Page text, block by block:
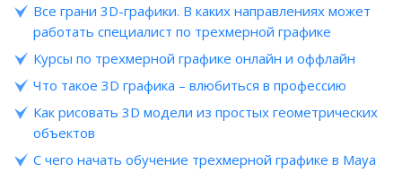
Все грани 3D-графики. В каких направлениях может
работать специалист по трехмерной графике
Курсы по трехмерной графике онлайн и оффлайн
Что такое 3D графика – влюбиться в профессию
Как рисовать 3D модели из простых геометрических
объектов
С чего начать обучение трехмерной графике в Maya